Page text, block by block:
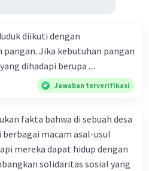
diikuti dengan
Jika kebutuhan pangan
dihadapi berupa ....
Jawaban terverifikasi
fakta bahwa di sebuah desa
macam asal-usul
mereka dapat hidup dengan
solidaritas sosial yang